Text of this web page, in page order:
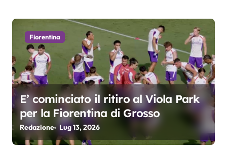
o
l
i
Fiorentina
E’ cominciato il ritiro al Viola Park
per la Fiorentina di Grosso
Redazione Lug 13, 2026